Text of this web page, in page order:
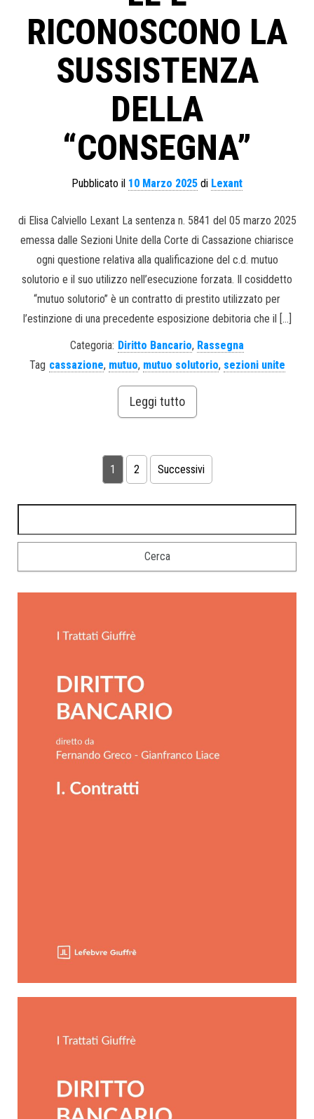
RICONOSCONO LA
SUSSISTENZA
DELLA
“CONSEGNA”
Pubblicato il 10 Marzo 2025 di Lexant
di Elisa Calviello Lexant La sentenza n. 5841 del 05 marzo 2025
emessa dalle Sezioni Unite della Corte di Cassazione chiarisce
ogni questione relativa alla qualificazione del c.d. mutuo
solutorio e il suo utilizzo nell’esecuzione forzata. Il cosiddetto
“mutuo solutorio” è un contratto di prestito utilizzato per
l’estinzione di una precedente esposizione debitoria che il […]
Categoria: Diritto Bancario, Rassegna
Tag cassazione, mutuo, mutuo solutorio, sezioni unite
Leggi tutto
1 2 Successivi